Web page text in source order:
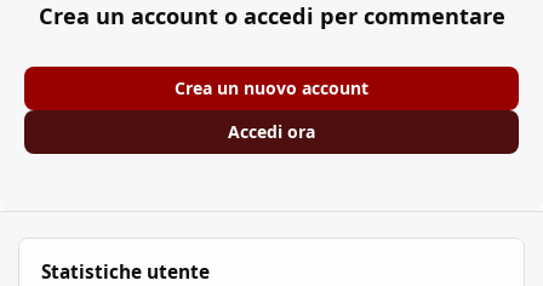
Crea un account o accedi per commentare
Crea un nuovo account
Accedi ora
Statistiche utente